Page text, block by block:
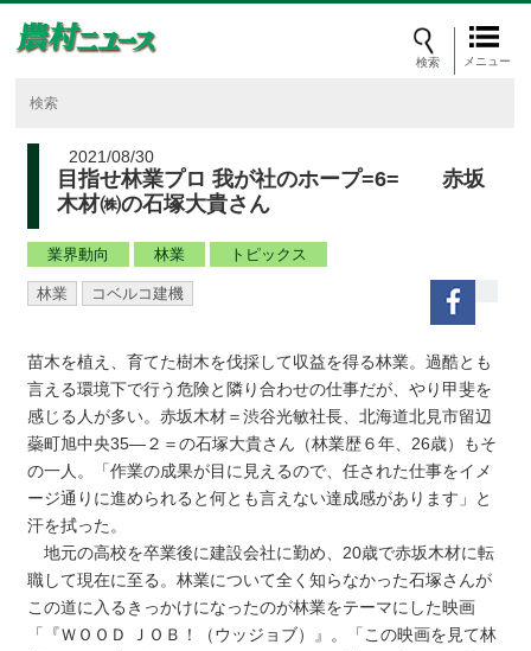
メニュー
2021/08/30
目指せ林業プロ 我が社のホープ=6= 赤坂
木材㈱の石塚大貴さん
業界動向 林業 トピックス
林業 コベルコ建機
苗木を植え、育てた樹木を伐採して収益を得る林業。過酷とも
言える環境下で行う危険と隣り合わせの仕事だが、やり甲斐を
感じる人が多い。赤坂木材＝渋谷光敏社長、北海道北見市留辺
蘂町旭中央35―２＝の石塚大貴さん（林業歴６年、26歳）もそ
の一人。「作業の成果が目に見えるので、任された仕事をイメ
ージ通りに進められると何とも言えない達成感があります」と
汗を拭った。
地元の高校を卒業後に建設会社に勤め、20歳で赤坂木材に転
職して現在に至る。林業について全く知らなかった石塚さんが
この道に入るきっかけになったのが林業をテーマにした映画
「『ＷＯＯＤ ＪＯＢ！（ウッジョブ）』。「この映画を見て林